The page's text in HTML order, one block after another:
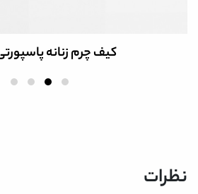
کیف چرم زنانه پاسپورتی p7131
نظرات